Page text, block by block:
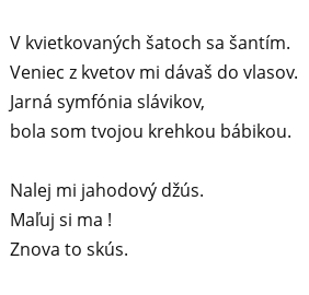
V kvietkovaných šatoch sa šantím.
Veniec z kvetov mi dávaš do vlasov.
Jarná symfónia slávikov,
bola som tvojou krehkou bábikou.
Nalej mi jahodový džús.
Maľuj si ma !
Znova to skús.